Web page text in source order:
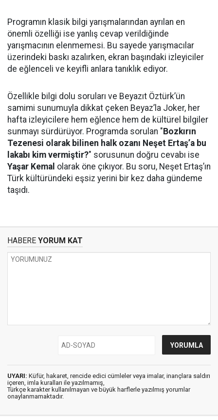
Programın klasik bilgi yarışmalarından ayrılan en
önemli özelliği ise yanlış cevap verildiğinde
yarışmacının elenmemesi. Bu sayede yarışmacılar
üzerindeki baskı azalırken, ekran başındaki izleyiciler
de eğlenceli ve keyifli anlara tanıklık ediyor.
Özellikle bilgi dolu soruları ve Beyazıt Öztürk’ün
samimi sunumuyla dikkat çeken Beyaz’la Joker, her
hafta izleyicilere hem eğlence hem de kültürel bilgiler
sunmayı sürdürüyor. Programda sorulan " Bozkırın
Tezenesi olarak bilinen halk ozanı Neşet Ertaş’a bu
lakabı kim vermiştir?" sorusunun doğru cevabı ise
Yaşar Kemal olarak öne çıkıyor. Bu soru, Neşet Ertaş’ın
Türk kültüründeki eşsiz yerini bir kez daha gündeme
taşıdı.
HABERE YORUM KAT
UYARI: Küfür, hakaret, rencide edici cümleler veya imalar, inançlara saldırı
içeren, imla kuralları ile yazılmamış,
Türkçe karakter kullanılmayan ve büyük harflerle yazılmış yorumlar
onaylanmamaktadır.